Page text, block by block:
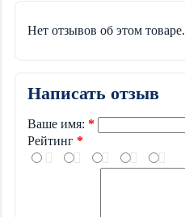
Нет отзывов об этом товаре.
Написать отзыв
Ваше имя:
Рейтинг